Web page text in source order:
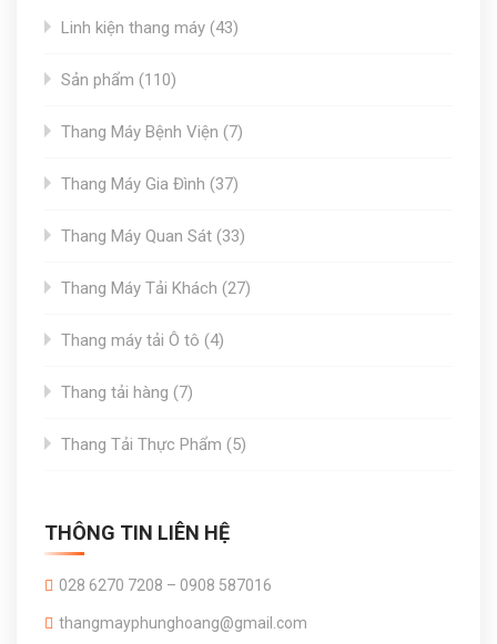
Linh kiện thang máy 4343
Sản phẩm
110110
Thang Máy Bệnh Viện
77
Thang Máy Gia Đình
3737
Thang Máy Quan Sát 3333
Thang Máy Tải Khách 2727
Thang máy tải Ô tô
44
Thang tải hàng
77
Thang Tải Thực Phẩm
55
THÔNG TIN LIÊN HỆ
028 6270 7208 – 0908 587016
thangmayphunghoang@gmail.com